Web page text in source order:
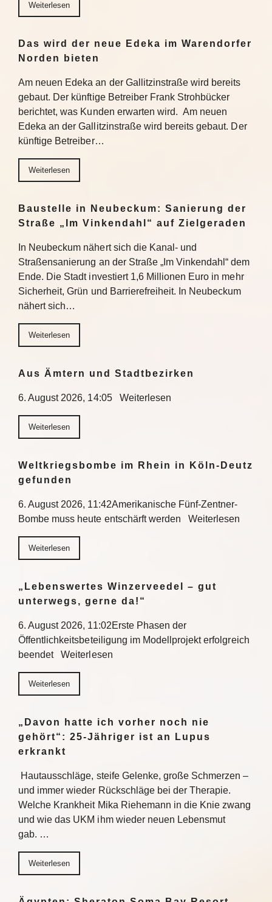
Weiterlesen
Das wird der neue Edeka im Warendorfer
Norden bieten
Am neuen Edeka an der Gallitzinstraße wird bereits
gebaut. Der künftige Betreiber Frank Strohbücker
berichtet, was Kunden erwarten wird. Am neuen
Edeka an der Gallitzinstraße wird bereits gebaut. Der
künftige Betreiber…
Weiterlesen
Baustelle in Neubeckum: Sanierung der
Straße „Im Vinkendahl“ auf Zielgeraden
In Neubeckum nähert sich die Kanal- und
Straßensanierung an der Straße „Im Vinkendahl“ dem
Ende. Die Stadt investiert 1,6 Millionen Euro in mehr
Sicherheit, Grün und Barrierefreiheit. In Neubeckum
nähert sich…
Weiterlesen
Aus Ämtern und Stadtbezirken
6. August 2026, 14:05 Weiterlesen
Weiterlesen
Weltkriegsbombe im Rhein in Köln-Deutz
gefunden
6. August 2026, 11:42Amerikanische Fünf-Zentner-
Bombe muss heute entschärft werden Weiterlesen
Weiterlesen
„Lebenswertes Winzerveedel – gut
unterwegs, gerne da!“
6. August 2026, 11:02Erste Phasen der
Öffentlichkeitsbeteiligung im Modellprojekt erfolgreich
beendet Weiterlesen
Weiterlesen
„Davon hatte ich vorher noch nie
gehört“: 25-Jähriger ist an Lupus
erkrankt
Hautausschläge, steife Gelenke, große Schmerzen –
und immer wieder Rückschläge bei der Therapie.
Welche Krankheit Mika Riehemann in die Knie zwang
und wie das UKM ihm wieder neuen Lebensmut
gab. …
Weiterlesen